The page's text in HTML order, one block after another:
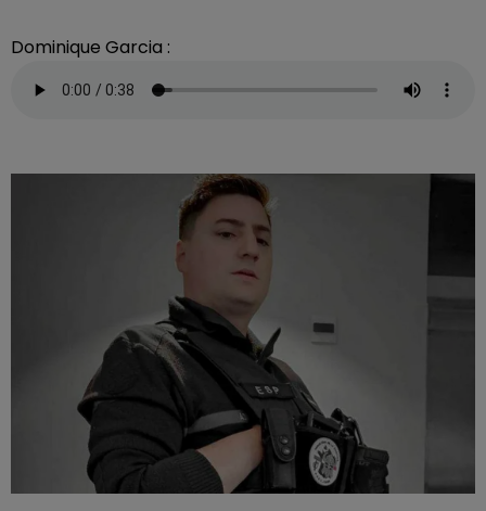
Dominique Garcia :